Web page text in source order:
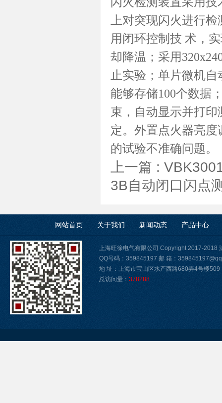
上对突现闪火进行
用闭环控制技 术，
却降温；采用
止实验；单片微机
能够存储100个数据
束，自动显示并打
定。外置点火器亮
的试验不准确问题。
上一篇 :
3B自动闭口闪点
网站首页 关于我们 新闻动态 产品中心
上海旺徐电气有限公司 Copyright 2017-2018
QQ号码：359845197 邮 箱：
地 址：上海市宝山区水产西路680弄4号楼509
总访问量： 378288